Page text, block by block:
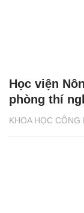
KHOA HỌC CÔNG
Học viện
phòng thí